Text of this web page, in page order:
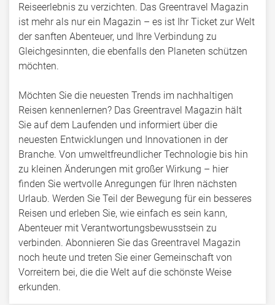
Reiseerlebnis zu verzichten. Das Greentravel Magazin
ist mehr als nur ein Magazin – es ist Ihr Ticket zur Welt
der sanften Abenteuer, und Ihre Verbindung zu
Gleichgesinnten, die ebenfalls den Planeten schützen
möchten.
Möchten Sie die neuesten Trends im nachhaltigen
Reisen kennenlernen? Das Greentravel Magazin hält
Sie auf dem Laufenden und informiert über die
neuesten Entwicklungen und Innovationen in der
Branche. Von umweltfreundlicher Technologie bis hin
zu kleinen Änderungen mit großer Wirkung – hier
finden Sie wertvolle Anregungen für Ihren nächsten
Urlaub. Werden Sie Teil der Bewegung für ein besseres
Reisen und erleben Sie, wie einfach es sein kann,
Abenteuer mit Verantwortungsbewusstsein zu
verbinden. Abonnieren Sie das Greentravel Magazin
noch heute und treten Sie einer Gemeinschaft von
Vorreitern bei, die die Welt auf die schönste Weise
erkunden.